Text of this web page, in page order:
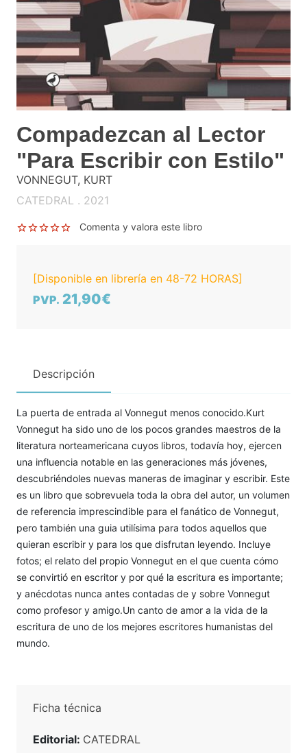
Compadezcan al Lector
"Para Escribir con Estilo"
VONNEGUT, KURT
CATEDRAL . 2021
Comenta y valora este libro
[Disponible en librería en 48-72 HORAS]
PVP. 21,90€
Descripción
La puerta de entrada al Vonnegut menos conocido.Kurt
Vonnegut ha sido uno de los pocos grandes maestros de la
literatura norteamericana cuyos libros, todavía hoy, ejercen
una influencia notable en las generaciones más jóvenes,
descubriéndoles nuevas maneras de imaginar y escribir. Este
es un libro que sobrevuela toda la obra del autor, un volumen
de referencia imprescindible para el fanático de Vonnegut,
pero también una guia utilísima para todos aquellos que
quieran escribir y para los que disfrutan leyendo. Incluye
fotos; el relato del propio Vonnegut en el que cuenta cómo
se convirtió en escritor y por qué la escritura es importante;
y anécdotas nunca antes contadas de y sobre Vonnegut
como profesor y amigo.Un canto de amor a la vida de la
escritura de uno de los mejores escritores humanistas del
mundo.
Ficha técnica
Editorial: CATEDRAL